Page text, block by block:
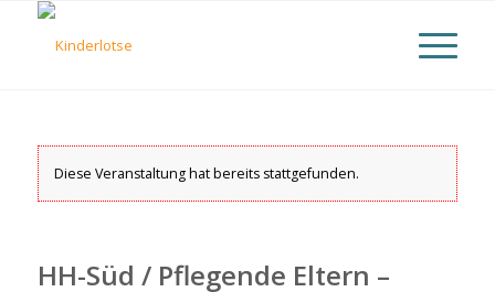
Diese Veranstaltung hat bereits stattgefunden.
HH-Süd / Pflegende Eltern –